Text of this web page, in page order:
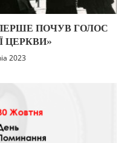
ПОЧУВ ГОЛОС
ЦЕРКВИ»
2023